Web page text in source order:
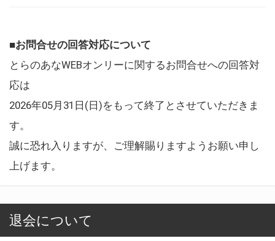
■お問合せの回答対応について
とらのあなWEBオンリーに関するお問合せへの回答対
応は
2026年05月31日(日)をもって終了とさせていただきま
す。
誠に恐れ入りますが、ご理解賜りますようお願い申し
上げます。
退会について